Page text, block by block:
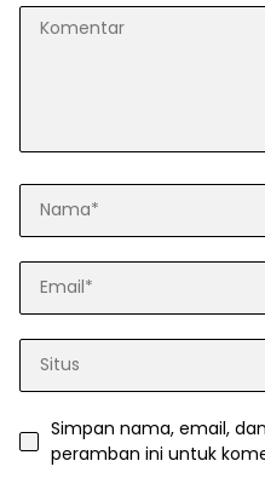
Simpan nama, email,
peramban ini untuk